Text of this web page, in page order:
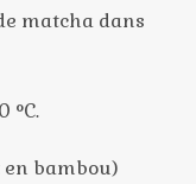
matcha dans
°C.
en bambou)